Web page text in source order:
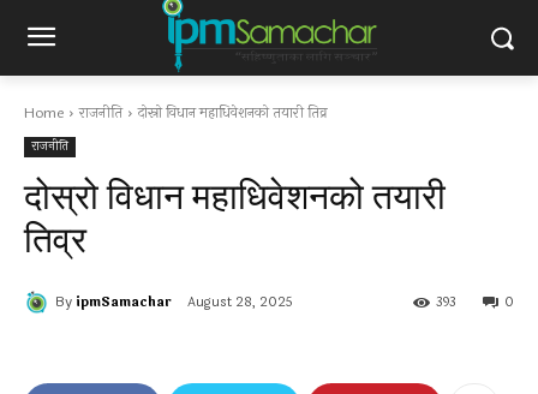
Home राजनीति दोस्रो विधान महाधिवेशनको तयारी तिव्र
राजनीति
दोस्रो विधान महाधिवेशनको तयारी
तिव्र
By ipmSamachar August 28, 2025 0
393